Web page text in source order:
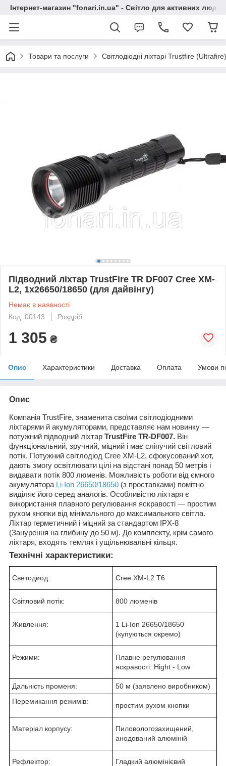
Інтернет-магазин "fonari.in.ua" - Світло для активних людей
Товари та послуги Світлодіодні ліхтарі Trustfire (Ultrafire)
Підводний ліхтар TrustFire TR DF007 Cree XM-
L2, 1x26650/18650 (для дайвінгу)
Немає в наявності
Код: 00143
Роздріб
1 305 ₴
Опис Характеристики Доставка Оплата Умови
Опис
Компанія TrustFire, знаменита своїми світлодіодними
ліхтарями й акумуляторами, представляє нам новинку —
потужний підводний ліхтар TrustFire TR-DF007. Він
функціональний, зручний, міцний і має сліпучий світловий
потік. Потужний світлодіод Cree XM-L2, сфокусований хот,
дають змогу освітлювати цілі на відстані понад 50 метрів і
видавати потік 800 люменів. Можливість роботи від ємного
акумулятора Li-Ion 26650/18650 (з проставками) помітно
виділяє його серед аналогів. Особливістю ліхтаря є
використання плавного регулювання яскравості — простим
рухом кнопки від мінімального до максимального світла.
Ліхтар герметичний і міцний за стандартом IPX-8
(Занурення на глибину до 50 м). До комплекту, крім самого
ліхтаря, входять темляк і ущільнювальні кільця.
Технічні характеристики:
Светодиод: Cree XM-L2 T6
Світловий потік: 800 люменів
Живлення:
1 Li-Ion 26650/18650
(купуються окремо)
Режими:
Плавне регулювання
яскравості: Hight - Low
Дальність променя:
50 м (заявлено виробником)
Перемикання режимів:
простим рухом кнопки
Матеріал корпусу:
Пиловологозахищений,
анодований алюміній
Рефлектор: Гладкий алюмінієвий